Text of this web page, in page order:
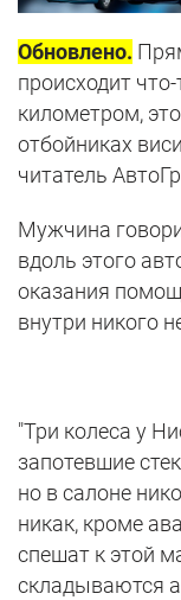
Обновлено.
происходит что-
километром,
отбойниках
читатель
Мужчина
вдоль этого
оказания
внутри никого
"Три колеса у
запотевшие
но в салоне
никак, кроме
спешат к этой
складываются